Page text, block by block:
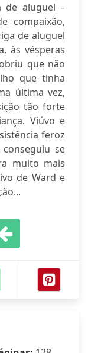
de aluguel –
compaixão,
de aluguel
às vésperas
que não
que tinha
última vez,
tão forte
Viúvo e
feroz
se
muito mais
de Ward e